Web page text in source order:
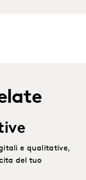
e qualitative,
del tuo